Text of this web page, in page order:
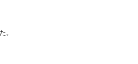
。